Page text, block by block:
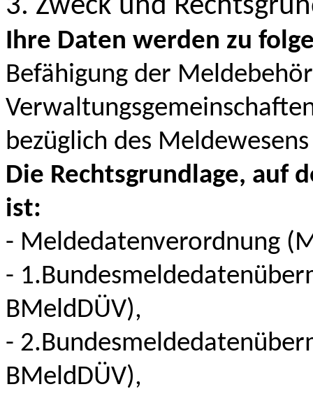
3. Zweck und
Ihre Daten werden zu
Befähigung der
bezüglich des
Die Rechtsgrundlage, auf
ist:
- Meldedatenverordnung
-
BMeldDÜV),
-
BMeldDÜV),